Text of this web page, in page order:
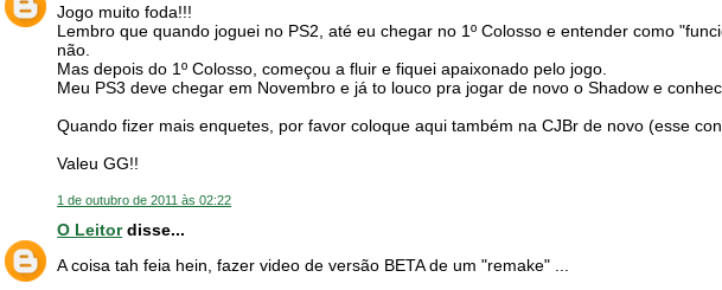
Jogo muito foda!!!
Lembro que quando joguei no PS2, até eu chegar no 1º Colosso e entender como
não.
Mas depois do 1º Colosso, começou a fluir e fiquei apaixonado pelo jogo.
Meu PS3 deve chegar em Novembro e já to louco pra jogar de novo o Shadow e
Quando fizer mais enquetes, por favor coloque aqui também na CJBr de novo (esse
Valeu GG!!
1 de outubro de 2011 às 02:22
O Leitordisse...
A coisa tah feia hein, fazer video de versão BETA de um "remake" ...